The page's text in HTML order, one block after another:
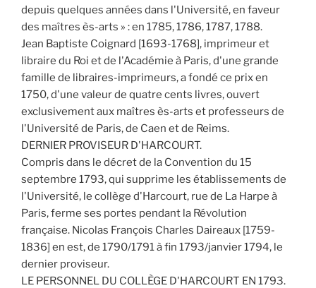
depuis quelques années dans l'Université, en faveur
des maîtres ès-arts » : en 1785, 1786, 1787, 1788.
Jean Baptiste Coignard [1693-1768], imprimeur et
libraire du Roi et de l'Académie à Paris, d'une grande
famille de libraires-imprimeurs, a fondé ce prix en
1750, d'une valeur de quatre cents livres, ouvert
exclusivement aux maîtres ès-arts et professeurs de
l'Université de Paris, de Caen et de Reims.
DERNIER PROVISEUR D'HARCOURT.
Compris dans le décret de la Convention du 15
septembre 1793, qui supprime les établissements de
l'Université, le collège d'Harcourt, rue de La Harpe à
Paris, ferme ses portes pendant la Révolution
française. Nicolas François Charles Daireaux [1759-
1836] en est, de 1790/1791 à fin 1793/janvier 1794, le
dernier proviseur.
LE PERSONNEL DU COLLÈGE D'HARCOURT EN 1793.